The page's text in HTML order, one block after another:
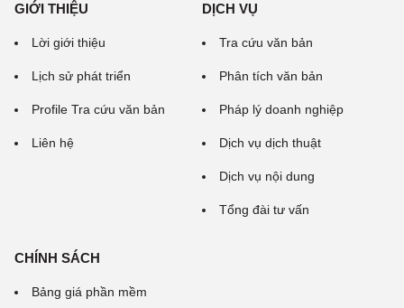
GIỚI THIỆU
Lời giới thiệu
Lịch sử phát triển
Profile Tra cứu văn bản
Liên hệ
DỊCH VỤ
Tra cứu văn bản
Phân tích văn bản
Pháp lý doanh nghiệp
Dịch vụ dịch thuật
Dịch vụ nội dung
Tổng đài tư vấn
CHÍNH SÁCH
Bảng giá phần mềm